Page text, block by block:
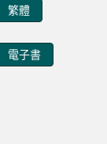
繁體
電子書